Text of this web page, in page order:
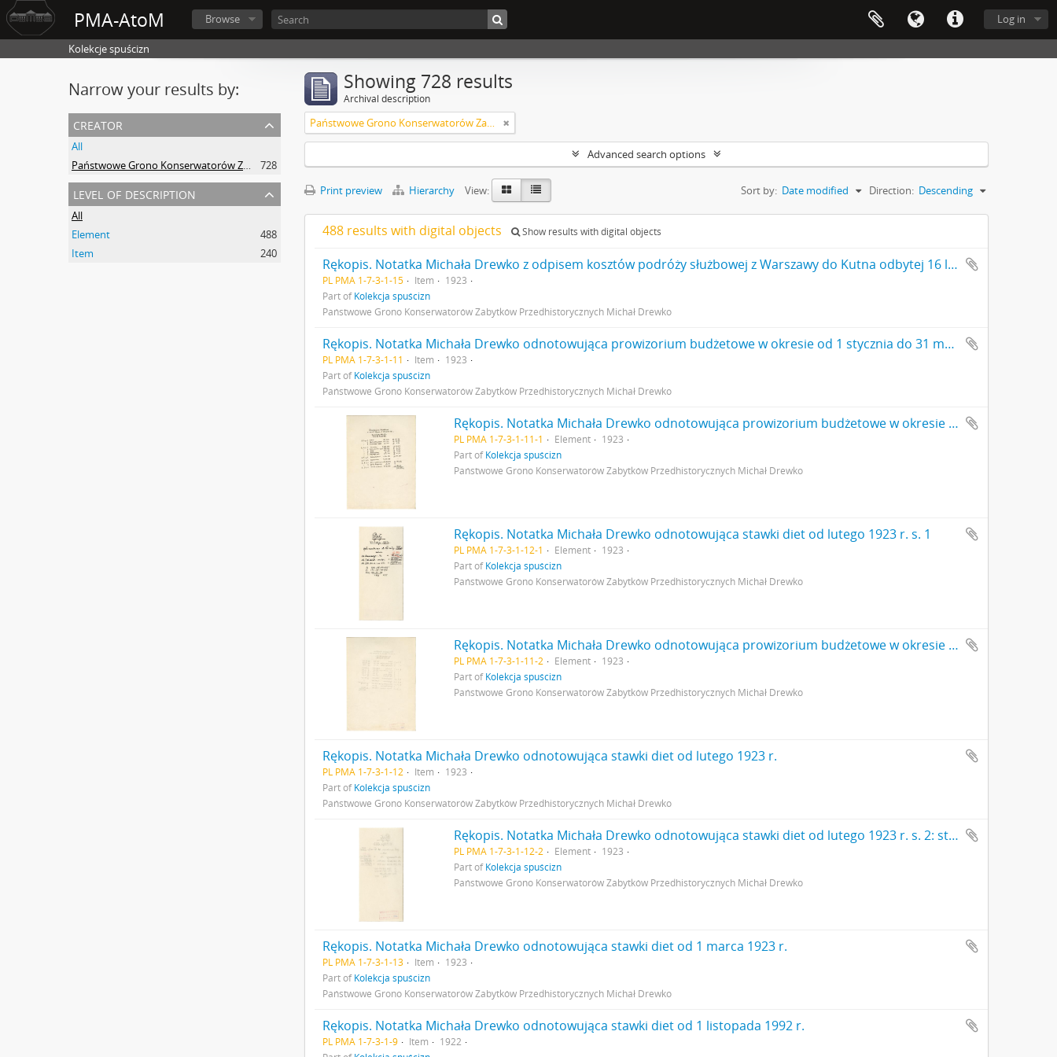
PMA-AtoM Log in
Browse
Kolekcje spuścizn
Narrow your results by:
creator
All
Państwowe Grono Konserwatorów Zabytków Przedhistorycznych Michał Drewko
728
level of description
All
Element
488
Item
240
Showing 728 results
Archival description
Państwowe Grono Konserwatorów Zabytków Przedhistorycznych Michał Drewko
Advanced search options
Print preview Hierarchy View: Sort by: Date modified Direction: Descending
488 results with digital objects Show results with digital objects
Rękopis. Notatka Michała Drewko z odpisem kosztów podróży służbowej z Warszawy do Kutna odbytej 16 listopada 1923 r.
PL PMA 1-7-3-1-15 Item
1923
Part ofKolekcja spuścizn
Państwowe Grono Konserwatorów Zabytków Przedhistorycznych Michał Drewko
Rękopis. Notatka Michała Drewko odnotowująca prowizorium budżetowe w okresie od 1 stycznia do 31 marca 1923 r.
PL PMA 1-7-3-1-11 Item
1923
Part ofKolekcja spuścizn
Państwowe Grono Konserwatorów Zabytków Przedhistorycznych Michał Drewko
Rękopis. Notatka Michała Drewko odnotowująca prowizorium budżetowe w okresie od 1 stycznia do 31 marca 1923 r. s. 1
PL PMA 1-7-3-1-11-1 Element
1923
Part ofKolekcja spuścizn
Państwowe Grono Konserwatorów Zabytków Przedhistorycznych Michał Drewko
Rękopis. Notatka Michała Drewko odnotowująca stawki diet od lutego 1923 r. s. 1
PL PMA 1-7-3-1-12-1 Element
1923
Part ofKolekcja spuścizn
Państwowe Grono Konserwatorów Zabytków Przedhistorycznych Michał Drewko
Rękopis. Notatka Michała Drewko odnotowująca prowizorium budżetowe w okresie od 1 stycznia do 31 marca 1923 r. s. 2: strona z pieczątką Działu Dokumentacji PMA
PL PMA 1-7-3-1-11-2 Element
1923
Part ofKolekcja spuścizn
Państwowe Grono Konserwatorów Zabytków Przedhistorycznych Michał Drewko
Rękopis. Notatka Michała Drewko odnotowująca stawki diet od lutego 1923 r.
PL PMA 1-7-3-1-12 Item
1923
Part ofKolekcja spuścizn
Państwowe Grono Konserwatorów Zabytków Przedhistorycznych Michał Drewko
Rękopis. Notatka Michała Drewko odnotowująca stawki diet od lutego 1923 r. s. 2: strona z pieczątką Działu Dokumentacji PMA
PL PMA 1-7-3-1-12-2 Element
1923
Part ofKolekcja spuścizn
Państwowe Grono Konserwatorów Zabytków Przedhistorycznych Michał Drewko
Rękopis. Notatka Michała Drewko odnotowująca stawki diet od 1 marca 1923 r.
PL PMA 1-7-3-1-13 Item
1923
Part ofKolekcja spuścizn
Państwowe Grono Konserwatorów Zabytków Przedhistorycznych Michał Drewko
Rękopis. Notatka Michała Drewko odnotowująca stawki diet od 1 listopada 1992 r.
PL PMA 1-7-3-1-9 Item
1922